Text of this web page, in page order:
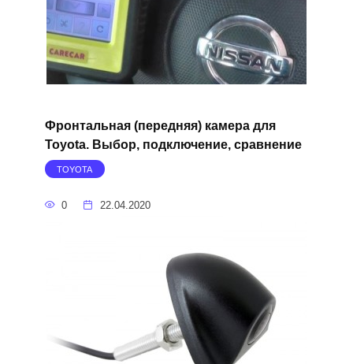
Фронтальная (передняя) камера для
Toyota. Выбор, подключение, сравнение
TOYOTA
0 22.04.2020